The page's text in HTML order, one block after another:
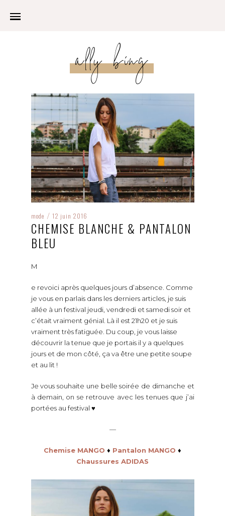
ally bing
mode / 12 juin 2016
CHEMISE BLANCHE & PANTALON
BLEU
M
e revoici après quelques jours d’absence. Comme
je vous en parlais dans les derniers articles, je suis
allée à un festival jeudi, vendredi et samedi soir et
c’était vraiment génial. Là il est 21h20 et je suis
vraiment très fatiguée. Du coup, je vous laisse
découvrir la tenue que je portais il y a quelques
jours et de mon côté, ça va être une petite soupe
et au lit !
Je vous souhaite une belle soirée de dimanche et
à demain, on se retrouve avec les tenues que j’ai
portées au festival ♥
—
Chemise MANGO ♦ Pantalon MANGO ♦
Chaussures ADIDAS